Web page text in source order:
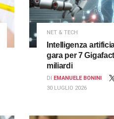
NET & TECH
Intelligenza
gara per 7
miliardi
DI EMANUELE BONINI
30 LUGLIO 2026